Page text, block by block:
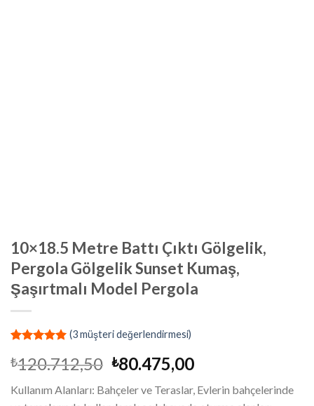
10×18.5 Metre Battı Çıktı Gölgelik,
Pergola Gölgelik Sunset Kumaş,
Şaşırtmalı Model Pergola
puanına
dayanarak
5 üzerinden
5.00puan
(3müşteri değerlendirmesi)
₺120.712,50 Orijinal
₺120.712,50.
₺80.475,00Şu
fiyat:
Kullanım Alanları: Bahçeler ve Teraslar, Evlerin bahçelerinde